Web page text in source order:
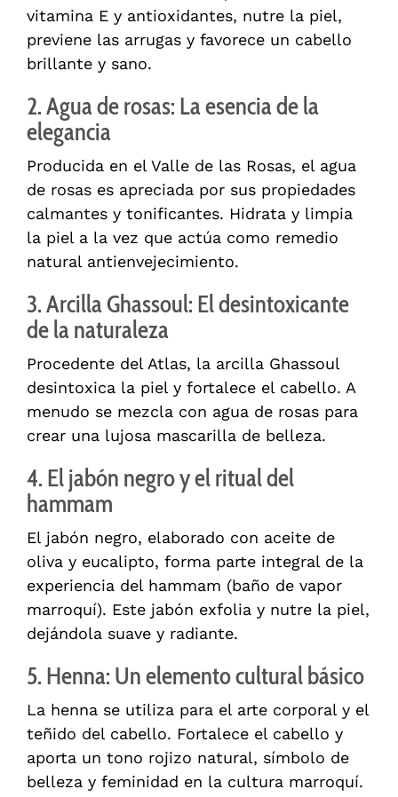
vitamina E y antioxidantes, nutre la piel,
previene las arrugas y favorece un cabello
brillante y sano.
2. Agua de rosas: La esencia de la
elegancia
Producida en el Valle de las Rosas, el agua
de rosas es apreciada por sus propiedades
calmantes y tonificantes. Hidrata y limpia
la piel a la vez que actúa como remedio
natural antienvejecimiento.
3. Arcilla Ghassoul: El desintoxicante
de la naturaleza
Procedente del Atlas, la arcilla Ghassoul
desintoxica la piel y fortalece el cabello. A
menudo se mezcla con agua de rosas para
crear una lujosa mascarilla de belleza.
4. El jabón negro y el ritual del
hammam
El jabón negro, elaborado con aceite de
oliva y eucalipto, forma parte integral de la
experiencia del hammam (baño de vapor
marroquí). Este jabón exfolia y nutre la piel,
dejándola suave y radiante.
5. Henna: Un elemento cultural básico
La henna se utiliza para el arte corporal y el
teñido del cabello. Fortalece el cabello y
aporta un tono rojizo natural, símbolo de
belleza y feminidad en la cultura marroquí.